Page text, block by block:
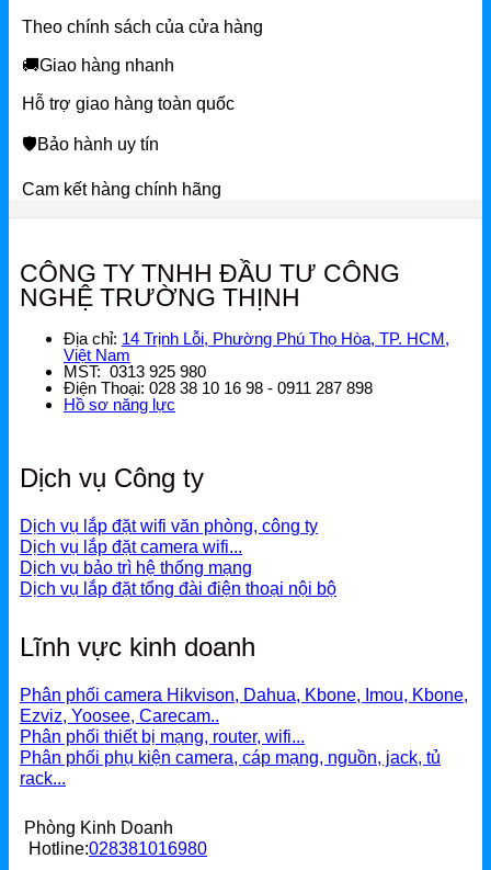
Theo chính sách của cửa hàng
🚚Giao hàng nhanh
Hỗ trợ giao hàng toàn quốc
🛡Bảo hành uy tín
Cam kết hàng chính hãng
CÔNG TY TNHH ĐẦU TƯ CÔNG
NGHỆ TRƯỜNG THỊNH
Địa chỉ: 14 Trịnh Lỗi, Phường Phú Thọ Hòa, TP. HCM,
Việt Nam
MST: 0313 925 980
Điện Thoại: 028 38 10 16 98 - 0911 287 898
Hồ sơ năng lực
Dịch vụ Công ty
Dịch vụ lắp đặt wifi văn phòng, công ty
Dịch vụ lắp đặt camera wifi...
Dịch vụ bảo trì hệ thống mạng
Dịch vụ lắp đặt tổng đài điện thoại nội bộ
Lĩnh vực kinh doanh
Phân phối camera Hikvison, Dahua, Kbone, Imou, Kbone,
Ezviz, Yoosee, Carecam..
Phân phối thiết bị mạng, router, wifi...
Phân phối phụ kiện camera, cáp mạng, nguồn, jack, tủ
rack...
Phòng Kinh Doanh
Hotline:028381016980